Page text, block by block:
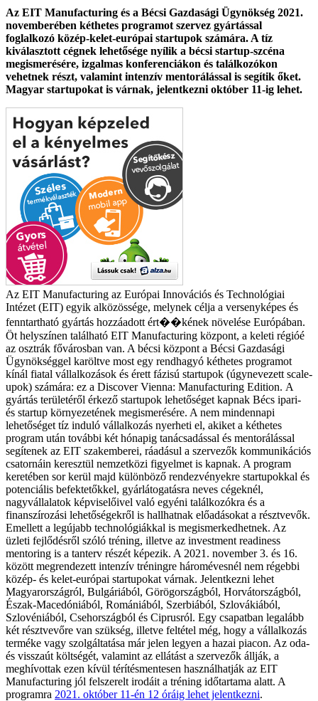
Az EIT Manufacturing és a Bécsi Gazdasági Ügynökség 2021.
novemberében kéthetes programot szervez gyártással
foglalkozó közép-kelet-európai startupok számára. A tíz
kiválasztott cégnek lehetősége nyílik a bécsi startup-szcéna
megismerésére, izgalmas konferenciákon és találkozókon
vehetnek részt, valamint intenzív mentorálással is segítik őket.
Magyar startupokat is várnak, jelentkezni október 11-ig lehet.
Az EIT Manufacturing az Európai Innovációs és Technológiai
Intézet (EIT) egyik alközössége, melynek célja a versenyképes és
fenntartható gyártás hozzáadott ért��kének növelése Európában.
Öt helyszínen található EIT Manufacturing központ, a keleti régióé
az osztrák fővárosban van. A bécsi központ a Bécsi Gazdasági
Ügynökséggel karöltve most egy rendhagyó kéthetes programot
kínál fiatal vállalkozások és érett fázisú startupok (úgynevezett scale-
upok) számára: ez a Discover Vienna: Manufacturing Edition. A
gyártás területéről érkező startupok lehetőséget kapnak Bécs ipari-
és startup környezetének megismerésére. A nem mindennapi
lehetőséget tíz induló vállalkozás nyerheti el, akiket a kéthetes
program után további két hónapig tanácsadással és mentorálással
segítenek az EIT szakemberei, ráadásul a szervezők kommunikációs
csatornáin keresztül nemzetközi figyelmet is kapnak. A program
keretében sor kerül majd különböző rendezvényekre startupokkal és
potenciális befektetőkkel, gyárlátogatásra neves cégeknél,
nagyvállalatok képviselőivel való egyéni találkozókra és a
finanszírozási lehetőségekről is hallhatnak előadásokat a résztvevők.
Emellett a legújabb technológiákkal is megismerkedhetnek. Az
üzleti fejlődésről szóló tréning, illetve az investment readiness
mentoring is a tanterv részét képezik. A 2021. november 3. és 16.
között megrendezett intenzív tréningre háromévesnél nem régebbi
közép- és kelet-európai startupokat várnak. Jelentkezni lehet
Magyarországról, Bulgáriából, Görögországból, Horvátországból,
Észak-Macedóniából, Romániából, Szerbiából, Szlovákiából,
Szlovéniából, Csehországból és Ciprusról. Egy csapatban legalább
két résztvevőre van szükség, illetve feltétel még, hogy a vállalkozás
terméke vagy szolgáltatása már jelen legyen a hazai piacon. Az oda-
és visszaút költségét, valamint az ellátást a szervezők állják, a
meghívottak ezen kívül térítésmentesen használhatják az EIT
Manufacturing jól felszerelt irodáit a tréning időtartama alatt. A
programra 2021. október 11-én 12 óráig lehet jelentkezni.